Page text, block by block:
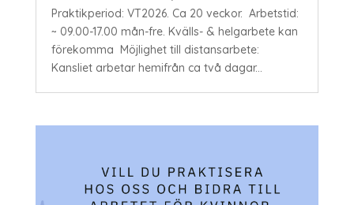
Praktikperiod: VT2026. Ca 20 veckor. Arbetstid:
~ 09.00-17.00 mån-fre. Kvälls- & helgarbete kan
förekomma Möjlighet till distansarbete:
Kansliet arbetar hemifrån ca två dagar...